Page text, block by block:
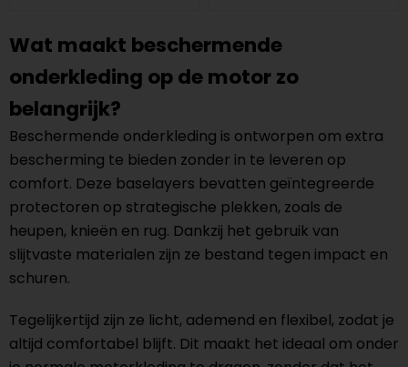
Wat maakt beschermende
onderkleding op de motor zo
belangrijk?
Beschermende onderkleding is ontworpen om extra
bescherming te bieden zonder in te leveren op
comfort. Deze baselayers bevatten geïntegreerde
protectoren op strategische plekken, zoals de
heupen, knieën en rug. Dankzij het gebruik van
slijtvaste materialen zijn ze bestand tegen impact en
schuren.
Tegelijkertijd zijn ze licht, ademend en flexibel, zodat je
altijd comfortabel blijft. Dit maakt het ideaal om onder